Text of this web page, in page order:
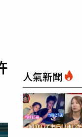
人氣新聞